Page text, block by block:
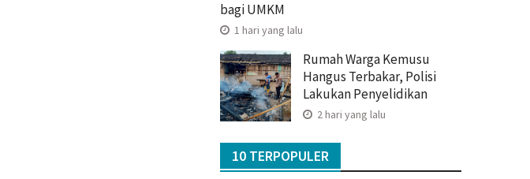
bagi UMKM
1 hari yang lalu
Rumah Warga Kemusu
Hangus Terbakar, Polisi
Lakukan Penyelidikan
2 hari yang lalu
10 TERPOPULER